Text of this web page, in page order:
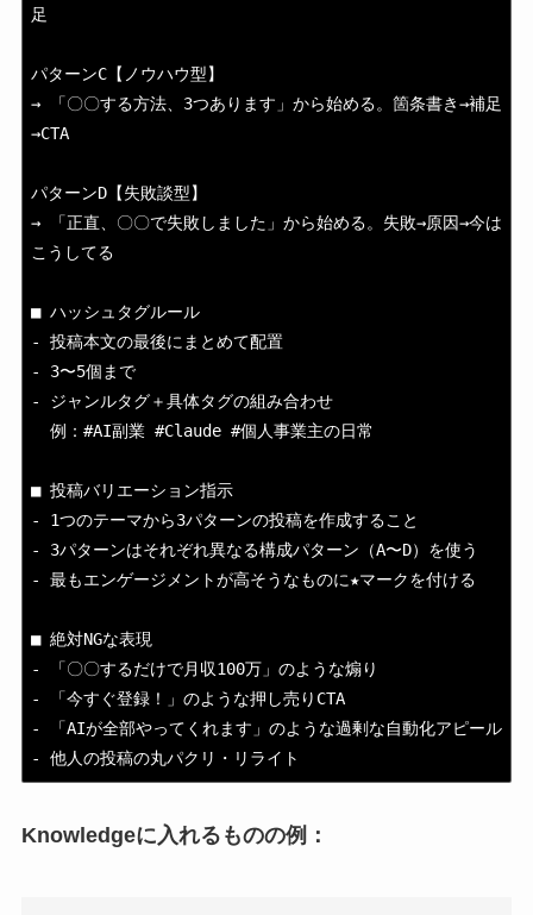
足
パターンC【ノウハウ型】
→ 「〇〇する方法、3つあります」から始める。箇条書き→補足
→CTA
パターンD【失敗談型】
→ 「正直、〇〇で失敗しました」から始める。失敗→原因→今は
こうしてる
■ ハッシュタグルール
- 投稿本文の最後にまとめて配置
- 3〜5個まで
- ジャンルタグ＋具体タグの組み合わせ
■ 投稿バリエーション指示
- 1つのテーマから3パターンの投稿を作成すること
- 3パターンはそれぞれ異なる構成パターン（A〜D）を使う
- 最もエンゲージメントが高そうなものに★マークを付ける
■ 絶対NGな表現
- 「〇〇するだけで月収100万」のような煽り
- 「今すぐ登録！」のような押し売りCTA
- 「AIが全部やってくれます」のような過剰な自動化アピール
- 他人の投稿の丸パクリ・リライト
Knowledgeに入れるものの例：